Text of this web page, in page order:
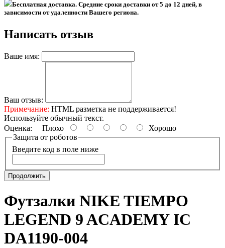
Бесплатная доставка. Средние сроки доставки от 5 до 12 дней, в
зависимости от удаленности Вашего региона.
Написать отзыв
Ваше имя:
Ваш отзыв:
Примечание: HTML разметка не поддерживается!
Используйте обычный текст.
Оценка: Плохо
Хорошо
Защита от роботов
Введите код в поле ниже
Продолжить
Футзалки NIKE TIEMPO
LEGEND 9 ACADEMY IC
DA1190-004